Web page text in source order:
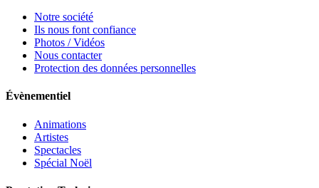
Notre société
Ils nous font confiance
Photos / Vidéos
Nous contacter
Protection des données personnelles
Évènementiel
Animations
Artistes
Spectacles
Spécial Noël